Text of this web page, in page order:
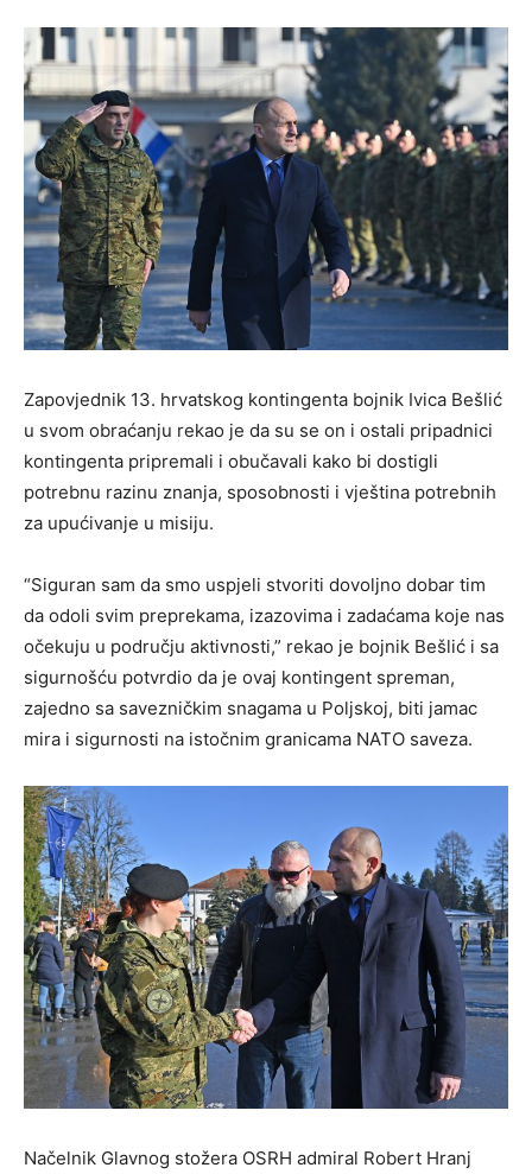
Zapovjednik 13. hrvatskog kontingenta bojnik Ivica Bešlić
u svom obraćanju rekao je da su se on i ostali pripadnici
kontingenta pripremali i obučavali kako bi dostigli
potrebnu razinu znanja, sposobnosti i vještina potrebnih
za upućivanje u misiju.
“Siguran sam da smo uspjeli stvoriti dovoljno dobar tim
da odoli svim preprekama, izazovima i zadaćama koje nas
očekuju u području aktivnosti,” rekao je bojnik Bešlić i sa
sigurnošću potvrdio da je ovaj kontingent spreman,
zajedno sa savezničkim snagama u Poljskoj, biti jamac
mira i sigurnosti na istočnim granicama NATO saveza.
Načelnik Glavnog stožera OSRH admiral Robert Hranj